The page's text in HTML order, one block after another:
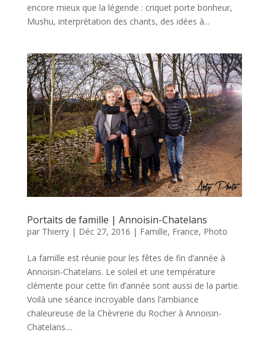
encore mieux que la légende : criquet porte bonheur,
Mushu, interprétation des chants, des idées à...
Portaits de famille | Annoisin-Chatelans
par Thierry| Déc 27, 2016 | Famille, France, Photo
La famille est réunie pour les fêtes de fin d’année à
Annoisin-Chatelans. Le soleil et une température
clémente pour cette fin d’année sont aussi de la partie.
Voilà une séance incroyable dans l’ambiance
chaleureuse de la Chèvrerie du Rocher à Annoisin-
Chatelans....